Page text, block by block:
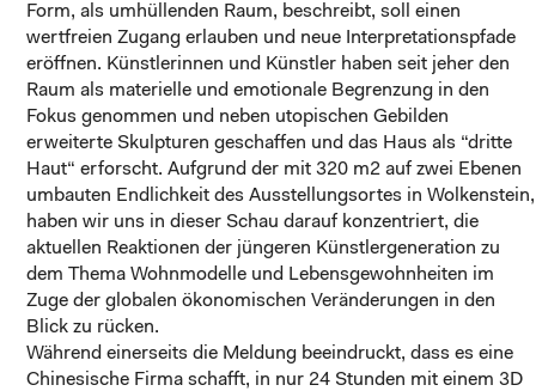
Form, als umhüllenden Raum, beschreibt, soll einen
wertfreien Zugang erlauben und neue Interpretationspfade
eröffnen. Künstlerinnen und Künstler haben seit jeher den
Raum als materielle und emotionale Begrenzung in den
Fokus genommen und neben utopischen Gebilden
erweiterte Skulpturen geschaffen und das Haus als “dritte
Haut“ erforscht. Aufgrund der mit 320 m2 auf zwei Ebenen
umbauten Endlichkeit des Ausstellungsortes in Wolkenstein,
haben wir uns in dieser Schau darauf konzentriert, die
aktuellen Reaktionen der jüngeren Künstlergeneration zu
dem Thema Wohnmodelle und Lebensgewohnheiten im
Zuge der globalen ökonomischen Veränderungen in den
Blick zu rücken.
Während einerseits die Meldung beeindruckt, dass es eine
Chinesische Firma schafft, in nur 24 Stunden mit einem 3D